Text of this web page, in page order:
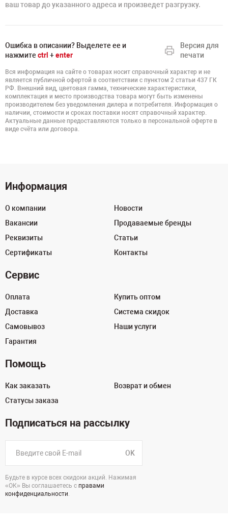
ваш товар до указанного адреса и произведет разгрузку.
Ошибка в описании? Выделете ее и
нажмите ctrl +enter
Версия для
печати
Вся информация на сайте о товарах носит справочный характер и не
является публичной офертой в соответствии с пунктом 2 статьи 437 ГК
РФ. Внешний вид, цветовая гамма, технические характеристики,
комплектация и место производства товара могут быть изменены
производителем без уведомления дилера и потребителя. Информация о
наличии, стоимости и сроках поставки носят справочный характер.
Актуальные данные предоставляются только в персональной оферте в
виде счёта или договора.
Информация
О компании
Вакансии
Реквизиты
Сертификаты
Новости
Продаваемые бренды
Статьи
Контакты
Сервис
Оплата
Доставка
Самовывоз
Гарантия
Купить оптом
Система скидок
Наши услуги
Помощь
Как заказать
Статусы заказа
Возврат и обмен
Подписаться на рассылку
OK
Будьте в курсе всех скидоки акций. Нажимая
«ОК» Вы соглашаетесь с правами
конфиденциальности.